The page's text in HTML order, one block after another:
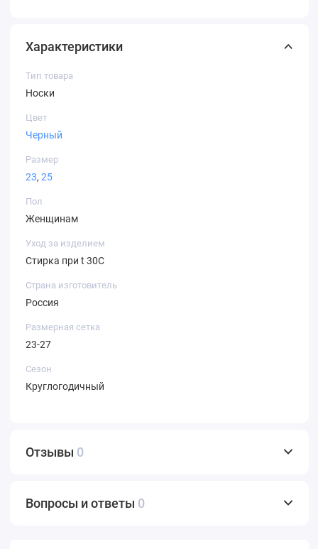
Характеристики
Тип товара
Носки
Цвет
Черный
Размер
23, 25
Пол
Женщинам
Уход за изделием
Стирка при t 30С
Страна изготовитель
Россия
Размерная сетка
23-27
Сезон
Круглогодичный
Отзывы 0
Вопросы и ответы 0